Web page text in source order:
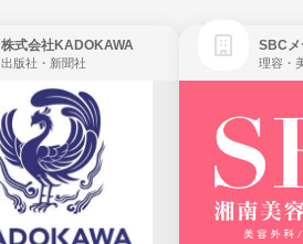
株式会社KADOKAWA
出版社・新聞社